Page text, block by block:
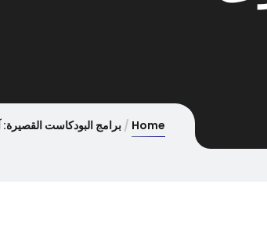
Home برامج البودكاست